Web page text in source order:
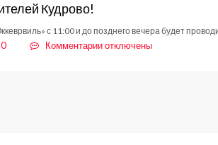
Кудрово!
с 11:00 и до позднего вечера будет
Комментариикотключены